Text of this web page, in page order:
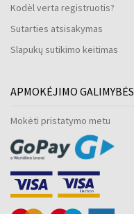
Kodėl verta registruotis?
Sutarties atsisakymas
Slapukų sutikimo keitimas
APMOKĖJIMO GALIMYBĖS
Mokėti pristatymo metu